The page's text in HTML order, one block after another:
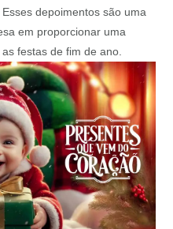
depoimentos são uma
em proporcionar uma
festas de fim de ano.